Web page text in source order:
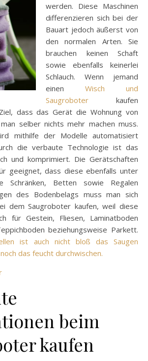
werden. Diese Maschinen
differenzieren sich bei der
Bauart jedoch äußerst von
den normalen Arten. Sie
brauchen keinen Schaft
sowie ebenfalls keinerlei
Schlauch. Wenn jemand
einen Wisch und
Saugroboter kaufen
dass das Gerät die Wohnung von
selber nichts mehr machen muss.
mithilfe der Modelle automatisiert
die verbaute Technologie ist das
und komprimiert. Die Gerätschaften
geeignet, dass diese ebenfalls unter
Schränken, Betten sowie Regalen
des Bodenbelags muss man sich
dem Saugroboter kaufen, weil diese
für Gestein, Fliesen, Laminatboden
beziehungsweise Parkett.
ist auch nicht bloß das Saugen
das feucht durchwischen.
beim
kaufen